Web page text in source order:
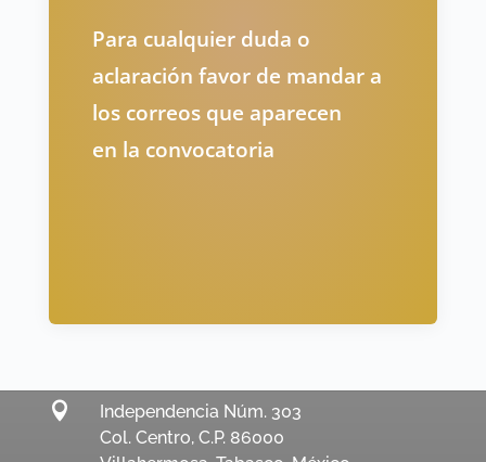
Para cualquier duda o
aclaración favor de mandar a
los correos que aparecen
en la convocatoria

Independencia Núm. 303
Col. Centro, C.P. 86000